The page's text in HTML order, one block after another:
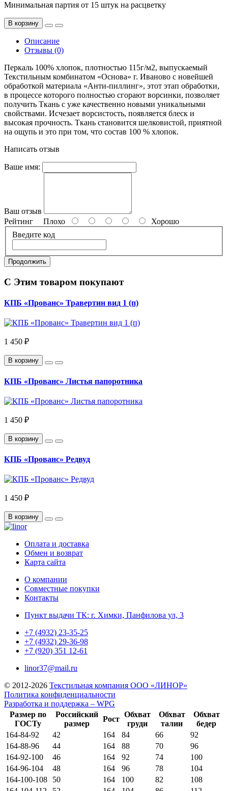
Минимальная партия от 15 штук на расцветку
В корзину
Описание
Отзывы (0)
Перкаль 100% хлопок, плотностью 115г/м2, выпускаемый
Текстильным комбинатом «Основа» г. Иваново с новейшей
обработкой материала «Анти-пиллинг», этот этап обработки,
в процессе которого полностью сгорают ворсинки, позволяет
получить Ткань с уже качественно новыми уникальными
свойствами. Исчезает ворсистость, появляется блеск и
высокая прочность. Ткань становится шелковистой, приятной
на ощупь и это при том, что состав 100 % хлопок.
Написать отзыв
Ваше имя:
Ваш отзыв
Рейтинг Плохо
Хорошо
Введите код
Продолжить
С Этим товаром покупают
КПБ «Прованс» Травертин вид 1 (п)
1 450 ₽
В корзину
КПБ «Прованс» Листья папоротника
1 450 ₽
В корзину
КПБ «Прованс» Редвуд
1 450 ₽
В корзину
Оплата и доставка
Обмен и возврат
Карта сайта
О компании
Совместные покупки
Контакты
Пункт выдачи ТК: г. Химки, Панфилова ул, 3
+7 (4932) 23-35-25
+7 (4932) 29-36-98
+7 (920) 351 12-61
linor37@mail.ru
© 2012-2026 Текстильная компания ООО «ЛИНОР»
Политика конфиденциальности
Разработка и поддержка – WPG
Размер по
ГОСТу
Российский
размер
Рост
Обхват
груди
Обхват
талии
Обхват
бедер
164-84-92
42 164 84 66
92
164-88-96
44 164 88 70
96
164-92-100
46 164 92 74
100
164-96-104
48 164 96 78
104
164-100-108
50 164 100 82
108